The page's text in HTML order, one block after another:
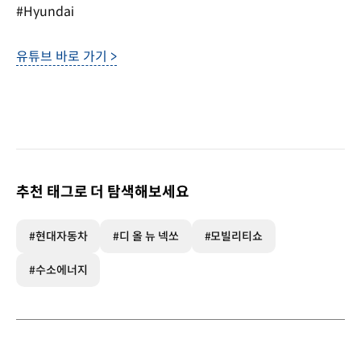
#Hyundai
유튜브 바로 가기 >
추천 태그로 더 탐색해보세요
#현대자동차 #디 올 뉴 넥쏘 #모빌리티쇼
#수소에너지